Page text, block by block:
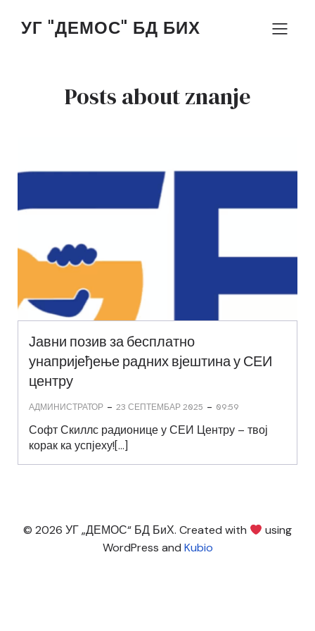
УГ "ДЕМОС" БД БИХ
Posts about znanje
Јавни позив за бесплатно
унапријеђење радних вјештина у СЕИ
центру
АДМИНИСТРАТОР - 23 СЕПТЕМБАР 2025 - 09:59
Софт Скиллс радионице у СЕИ Центру – твој
корак ка успјеху![…]
© 2026 УГ „ДЕМОС“ БД БиХ. Created with
using
WordPress and Kubio